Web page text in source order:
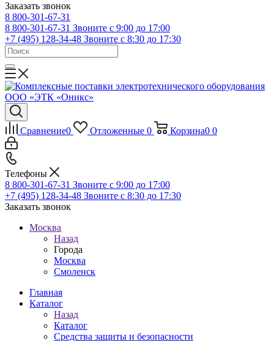
Заказать звонок
8 800-301-67-31
8 800-301-67-31 Звоните с 9:00 до 17:00
+7 (495) 128-34-48 Звоните с 8:30 до 17:30
Сравнение0 Отложенные 0 Корзина0 0
Телефоны
8 800-301-67-31 Звоните с 9:00 до 17:00
+7 (495) 128-34-48 Звоните с 8:30 до 17:30
Заказать звонок
Москва
Назад
Города
Москва
Смоленск
Главная
Каталог
Назад
Каталог
Средства защиты и безопасности